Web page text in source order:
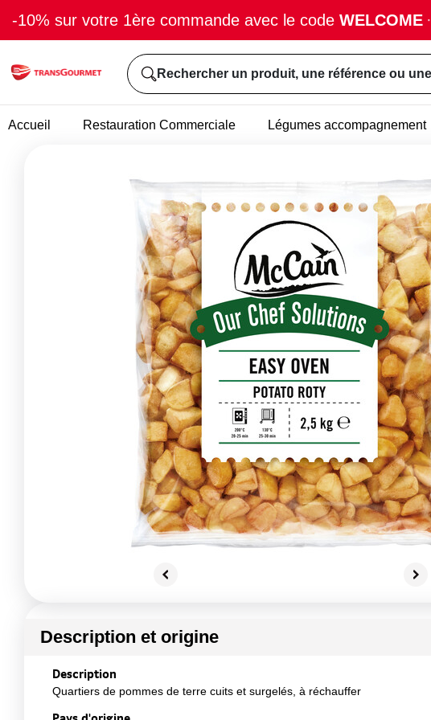
-10% sur votre 1ère commande avec le code WELCOME ·
Rechercher un produit, une référence ou
Accueil Restauration Commerciale Légumes accompagnement
Description et origine
Description
Quartiers de pommes de terre cuits et surgelés, à réchauffer